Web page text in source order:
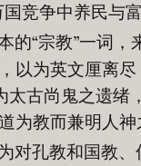
竞争中养民与
的“宗教”一词，
以为英文厘离尽
太古尚鬼之遗绪
为教而兼明人神
对孔教和国教、